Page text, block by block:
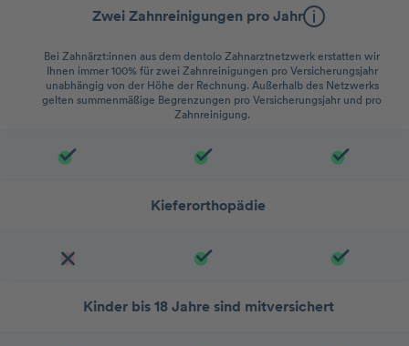
Zwei Zahnreinigungen pro Jahr
Bei Zahnärzt:innen aus dem dentolo Zahnarztnetzwerk erstatten wir
Ihnen immer 100% für zwei Zahnreinigungen pro Versicherungsjahr
unabhängig von der Höhe der Rechnung. Außerhalb des Netzwerks
gelten summenmäßige Begrenzungen pro Versicherungsjahr und pro
Zahnreinigung.
Kieferorthopädie
Kinder bis 18 Jahre sind mitversichert